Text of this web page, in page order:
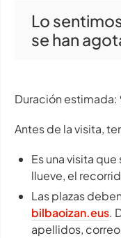
Lo
se han
Duración estimada:
Antes de la visita,
Es una visita
llueve, el
Las plazas
bilbaoizan.eus.
apellidos,